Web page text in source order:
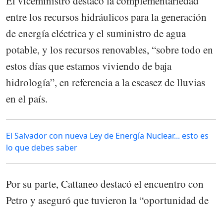
entre los recursos hidráulicos para la generación
de energía eléctrica y el suministro de agua
potable, y los recursos renovables, “sobre todo en
estos días que estamos viviendo de baja
hidrología”, en referencia a la escasez de lluvias
en el país.
El Salvador con nueva Ley de Energía Nuclear... esto es
lo que debes saber
Por su parte, Cattaneo destacó el encuentro con
Petro y aseguró que tuvieron la “oportunidad de